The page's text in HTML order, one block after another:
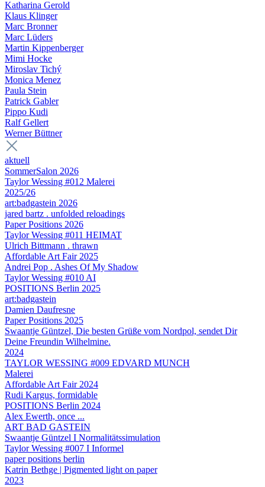
Katharina Gerold
Klaus Klinger
Marc Bronner
Marc Lüders
Martin Kippenberger
Mimi Hocke
Miroslav Tichý
Monica Menez
Paula Stein
Patrick Gabler
Pippo Kudi
Ralf Gellert
Werner Büttner
aktuell
SommerSalon 2026
Taylor Wessing #012 Malerei
2025/26
art:badgastein 2026
jared bartz . unfolded reloadings
Paper Positions 2026
Taylor Wessing #011 HEIMAT
Ulrich Bittmann . thrawn
Affordable Art Fair 2025
Andrei Pop . Ashes Of My Shadow
Taylor Wessing #010 AI
POSITIONS Berlin 2025
art:badgastein
Damien Daufresne
Paper Positions 2025
Swaantje Güntzel, Die besten Grüße vom Nordpol, sendet Dir
Deine Freundin Wilhelmine.
2024
TAYLOR WESSING #009 EDVARD MUNCH
Malerei
Affordable Art Fair 2024
Rudi Kargus, formidable
POSITIONS Berlin 2024
Alex Ewerth, once ...
ART BAD GASTEIN
Swaantje Güntzel I Normalitätssimulation
Taylor Wessing #007 I Informel
paper positions berlin
Katrin Bethge | Pigmented light on paper
2023